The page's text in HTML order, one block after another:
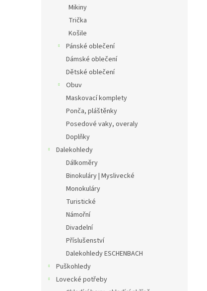
Mikiny
Trička
Košile
Pánské oblečení
Dámské oblečení
Dětské oblečení
Obuv
Maskovací komplety
Ponča, pláštěnky
Posedové vaky, overaly
Doplňky
Dalekohledy
Dálkoměry
Binokuláry | Myslivecké
Monokuláry
Turistické
Námořní
Divadelní
Příslušenství
Dalekohledy ESCHENBACH
Puškohledy
Lovecké potřeby